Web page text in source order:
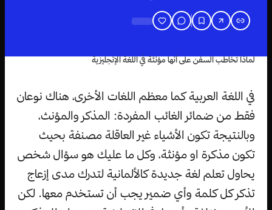
لماذا تخاطب السفن على أنها مؤنثة في اللغة الإنجليزية
في اللغة العربية كما معظم اللغات الأخرى، هناك نوعان
فقط من ضمائر الغائب المفردة: المذكر والمؤنث،
وبالنتيجة تكون الأشياء غير العاقلة مصنفة بحيث
تكون مذكرة او مؤنثة، وكل ما عليك هو سؤال شخص
يحاول تعلم لغة جديدة كالألمانية لتدرك مدى إزعاج
تذكر كل كلمة وأي ضمير يجب أن تستخدم معها. لكن